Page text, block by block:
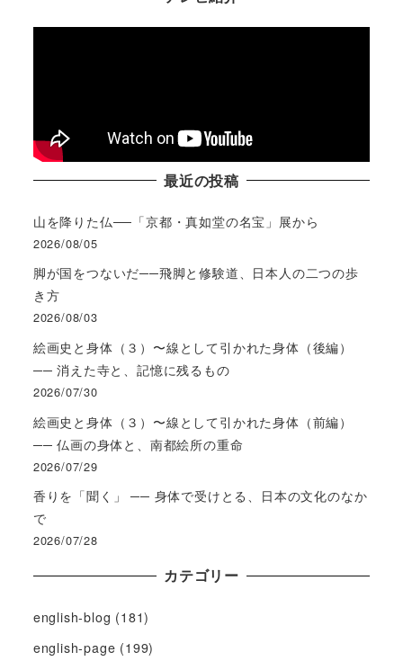
最近の投稿
山を降りた仏──「京都・真如堂の名宝」展から
2026/08/05
脚が国をつないだ──飛脚と修験道、日本人の二つの歩
き方
2026/08/03
絵画史と身体（３）〜線として引かれた身体（後編）
── 消えた寺と、記憶に残るもの
2026/07/30
絵画史と身体（３）〜線として引かれた身体（前編）
── 仏画の身体と、南都絵所の重命
2026/07/29
香りを「聞く」 ── 身体で受けとる、日本の文化のなか
で
2026/07/28
カテゴリー
english-blog (181)
english-page (199)